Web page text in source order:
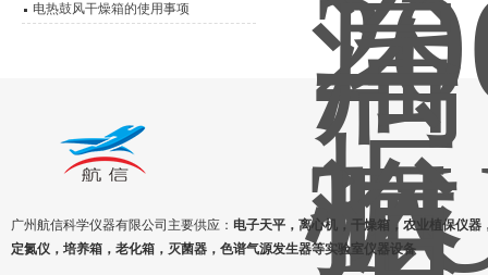
电热鼓风干燥箱的使用事项
广州航信科学仪器有限公司主要供应： 电子天平，离心机，干燥箱，农业植保仪器
定氮仪，培养箱，老化箱，灭菌器，色谱气源发生器等实验室仪器设备